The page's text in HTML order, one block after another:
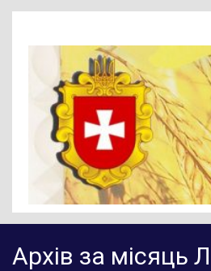
Головна
Новини
Архів за місяць